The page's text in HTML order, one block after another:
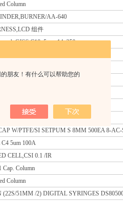
朋友！有什么可以帮助您的
Column
AA-640
组件
pack GISS C18, 5um, 14x250
pack GIST C18, 3um, 2.1x250
NEEDLE,3PCS 80464
Standard
W/PTFE/SI SETPUM S 8MM 500EA 8-AC-
C4 5um 100A
CELL,CSI 0.1 /IR
Cap. Column
Column
(22S/51MM /2) DIGITAL SYRINGES